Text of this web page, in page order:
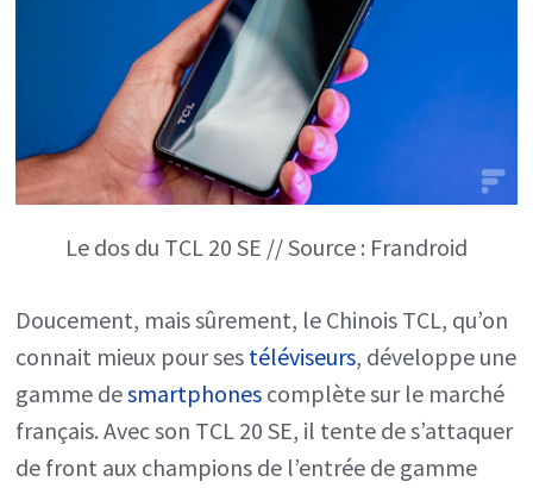
Le dos du TCL 20 SE // Source : Frandroid
Doucement, mais sûrement, le Chinois TCL, qu’on
connait mieux pour ses téléviseurs, développe une
gamme desmartphones complète sur le marché
français. Avec son TCL 20 SE, il tente de s’attaquer
de front aux champions de l’entrée de gamme